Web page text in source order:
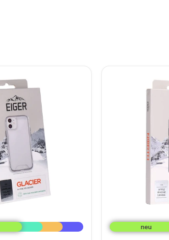
Apple
iPhone